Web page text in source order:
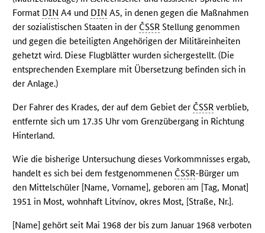
Format DIN A4 und DIN A5, in denen gegen die Maßnahmen
der sozialistischen Staaten in der ČSSR Stellung genommen
und gegen die beteiligten Angehörigen der Militäreinheiten
gehetzt wird. Diese Flugblätter wurden sichergestellt. (Die
entsprechenden Exemplare mit Übersetzung befinden sich in
der Anlage.)
Der Fahrer des Krades, der auf dem Gebiet der ČSSR verblieb,
entfernte sich um 17.35 Uhr vom Grenzübergang in Richtung
Hinterland.
Wie die bisherige Untersuchung dieses Vorkommnisses ergab,
handelt es sich bei dem festgenommenen ČSSR-Bürger um
den Mittelschüler [Name, Vorname], geboren am [Tag, Monat]
1951 in Most, wohnhaft Litvínov, okres Most, [Straße, Nr.].
[Name] gehört seit Mai 1968 der bis zum Januar 1968 verboten